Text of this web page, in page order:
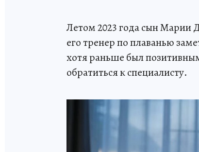
Летом 2023 года сын Марии
его тренер по плаванью
хотя раньше был
обратиться к специалисту.